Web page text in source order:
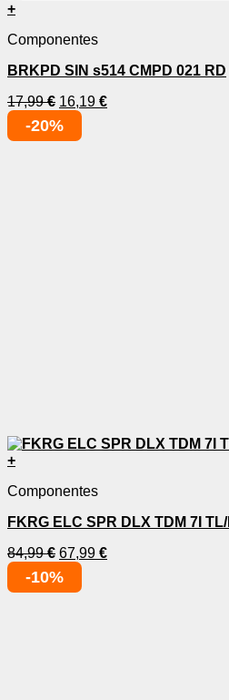
+
Componentes
BRKPD SIN s514 CMPD 021 RD
17,99€ 16,19 €
-20%
+
Componentes
FKRG ELC SPR DLX TDM 7I
84,99€ 67,99 €
-10%